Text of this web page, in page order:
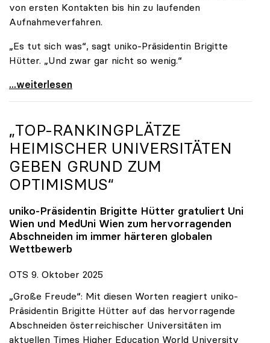
von ersten Kontakten bis hin zu laufenden
Aufnahmeverfahren.
„Es tut sich was“, sagt uniko-Präsidentin Brigitte
Hütter. „Und zwar gar nicht so wenig.“
Reges Interesse von US-Forscher:innen an
...weiterlesen
„TOP-RANKINGPLÄTZE
HEIMISCHER UNIVERSITÄTEN
GEBEN GRUND ZUM
OPTIMISMUS“
uniko-Präsidentin Brigitte Hütter gratuliert Uni
Wien und MedUni Wien zum hervorragenden
Abschneiden im immer härteren globalen
Wettbewerb
OTS 9. Oktober 2025
„Große Freude“: Mit diesen Worten reagiert uniko-
Präsidentin Brigitte Hütter auf das hervorragende
Abschneiden österreichischer Universitäten im
aktuellen Times Higher Education World University